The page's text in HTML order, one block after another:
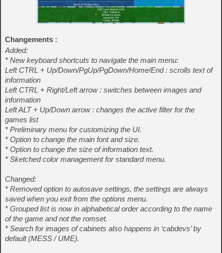
Changements :
Added:
* New keyboard shortcuts to navigate the main menu:
Left CTRL + Up/Down/PgUp/PgDown/Home/End : scrolls text of
information
Left CTRL + Right/Left arrow : switches between images and
information
Left ALT + Up/Down arrow : changes the active filter for the
games list
* Preliminary menu for customizing the UI.
* Option to change the main font and size.
* Option to change the size of information text.
* Sketched color management for standard menu.
Changed:
* Removed option to autosave settings, the settings are always
saved when you exit from the options menu.
* Grouped list is now in alphabetical order according to the name
of the game and not the romset.
* Search for images of cabinets also happens in ‘cabdevs’ by
default (MESS / UME).